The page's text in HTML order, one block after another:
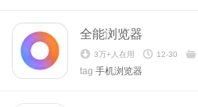
全能浏览器
3万+人在用 12-30
tag 手机浏览器